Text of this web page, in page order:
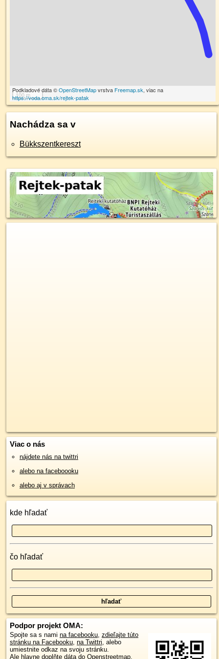
100 m
Podkladové dáta ©OpenStreetMapvrstva Freemap.sk, viac na
https://voda.oma.sk/rejtek-patak
Nachádza sa v
Bükkszentkereszt
Viac o nás
nájdete nás na twittri
alebo na faceboooku
alebo aj v správach
kde hľadať
čo hľadať
Podpor projekt OMA:
Spojte sa s nami na facebooku, zdieľajte túto
stránku na Facebooku, na Twittri, alebo
umiestnite odkaz na svoju stránku.
Ale hlavne doplňte dáta do Openstreetmap,